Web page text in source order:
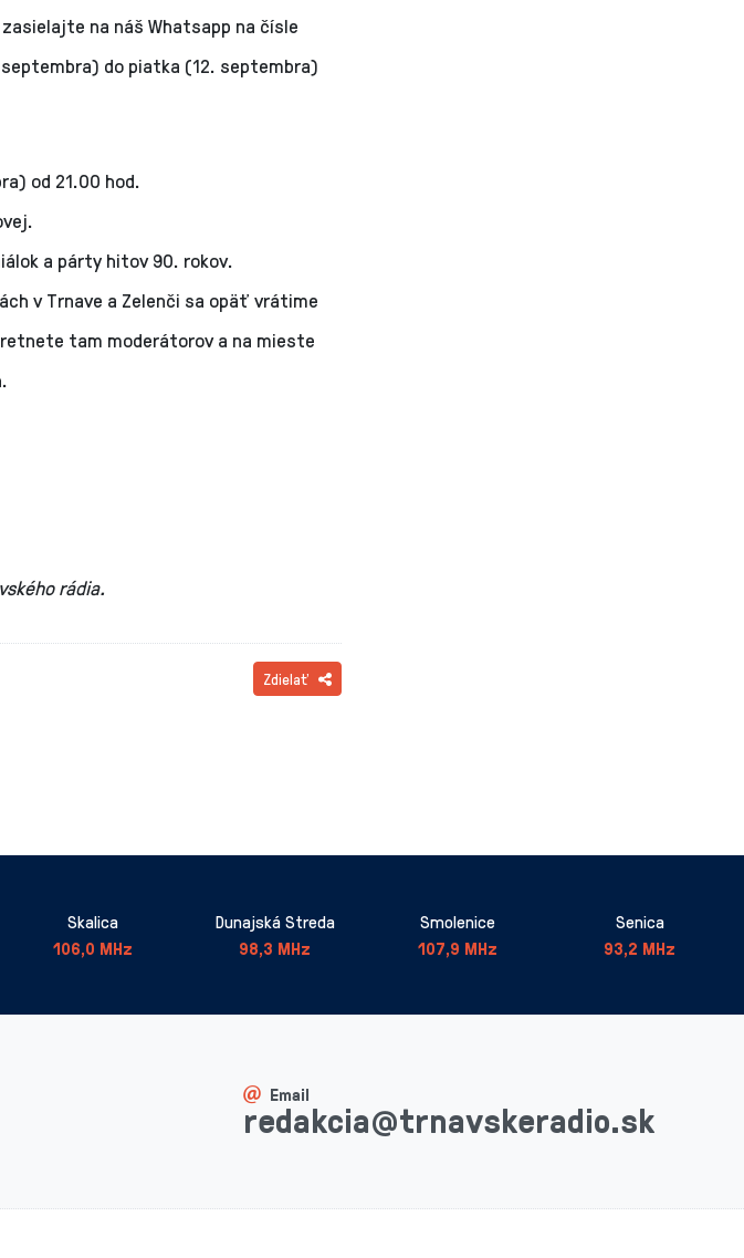
na náš Whatsapp na čísle
do piatka (12. septembra)
od 21.00 hod.
a párty hitov 90. rokov.
v Trnave a Zelenči sa opäť vrátime
tam moderátorov a na mieste
rádia.
Zdielať
Skalica
106,0 MHz
Dunajská Streda
98,3 MHz
Smolenice
107,9 MHz
Senica
93,2 MHz
Email
redakcia@trnavskeradio.sk